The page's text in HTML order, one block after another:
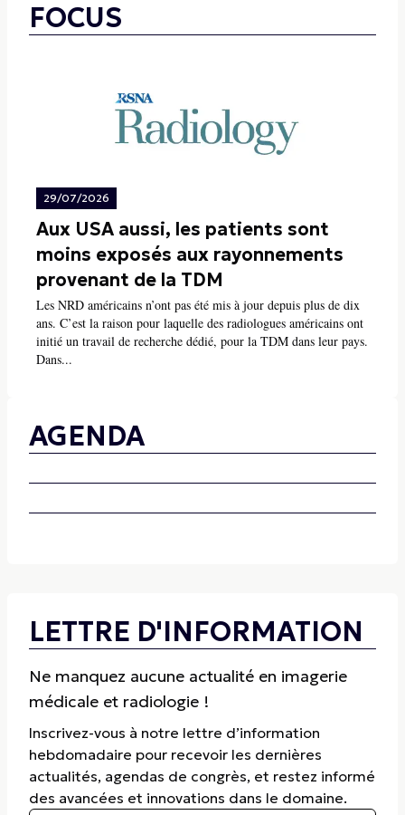
FOCUS
29/07/2026
Aux USA aussi, les patients sont
moins exposés aux rayonnements
provenant de la TDM
Les NRD américains n’ont pas été mis à jour depuis plus de dix
ans. C’est la raison pour laquelle des radiologues américains ont
initié un travail de recherche dédié, pour la TDM dans leur pays.
Dans...
AGENDA
LETTRE D'INFORMATION
Ne manquez aucune actualité en imagerie
médicale et radiologie !
Inscrivez-vous à notre lettre d’information
hebdomadaire pour recevoir les dernières
actualités, agendas de congrès, et restez informé
des avancées et innovations dans le domaine.